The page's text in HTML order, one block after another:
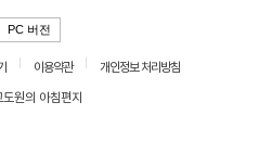
PC 버전
이용약관
개인정보 처리방침
원의 아침편지